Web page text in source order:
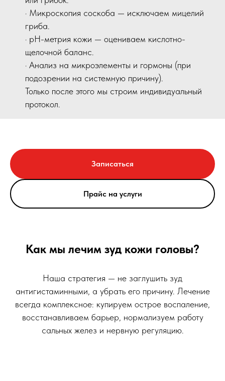
· Микроскопия соскоба — исключаем мицелий
гриба.
· pH-метрия кожи — оцениваем кислотно-
щелочной баланс.
· Анализ на микроэлементы и гормоны (при
подозрении на системную причину).
Только после этого мы строим индивидуальный
протокол.
Записаться
Прайс на услуги
Как мы лечим зуд кожи головы?
Наша стратегия — не заглушить зуд
антигистаминными, а убрать его причину. Лечение
всегда комплексное: купируем острое воспаление,
восстанавливаем барьер, нормализуем работу
сальных желез и нервную регуляцию.